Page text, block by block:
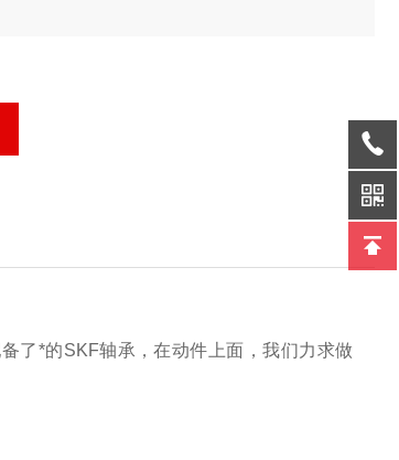
了*的SKF轴承，在动件上面，我们力求做